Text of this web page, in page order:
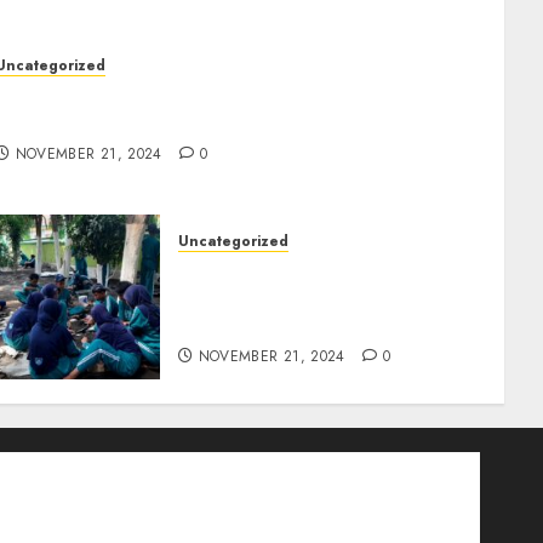
NOVEMBER 21, 2024 0
Uncategorized
NOVEMBER 21, 2024 0